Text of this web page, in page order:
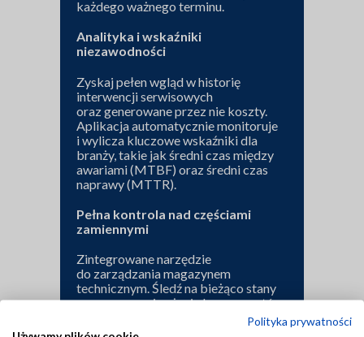
każdego ważnego terminu.
Analityka i wskaźniki
niezawodności
Zyskaj pełen wgląd w historię
interwencji serwisowych
oraz generowane przez nie koszty.
Aplikacja automatycznie monitoruje
i wylicza kluczowe wskaźniki dla
branży, takie jak średni czas między
awariami (MTBF) oraz średni czas
naprawy (MTTR).
Pełna kontrola nad częściami
zamiennymi
Zintegrowane narzędzie
do zarządzania magazynem
technicznym. Śledź na bieżąco stany
magazynowe i zużycie komponentów,
z powodu braku części.
Polityka prywatności